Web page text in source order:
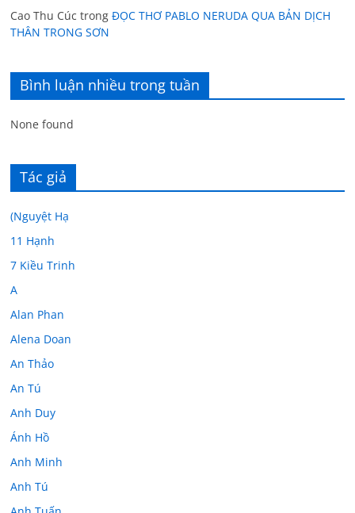
Cao Thu Cúc trongĐỌC THƠ PABLO NERUDA QUA BẢN DỊCH
THÂN TRONG SƠN
Bình luận nhiều trong tuần
None found
Tác giả
(Nguyệt Hạ
11 Hạnh
7 Kiều Trinh
A
Alan Phan
Alena Doan
An Thảo
An Tú
Anh Duy
Ánh Hồ
Anh Minh
Anh Tú